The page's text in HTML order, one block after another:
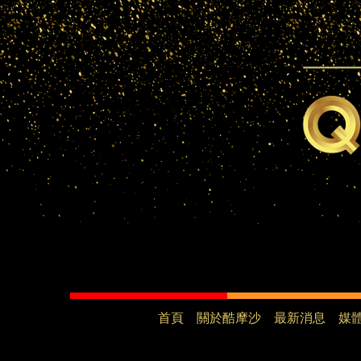
首頁 關於酷摩沙 最新消息 媒